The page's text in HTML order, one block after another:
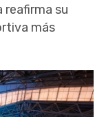
reafirma su
más